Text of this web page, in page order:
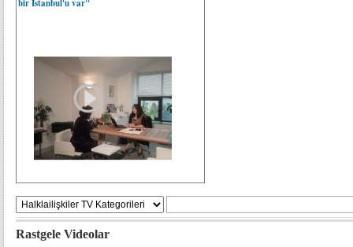
bir İstanbul'u var"
Rastgele Videolar